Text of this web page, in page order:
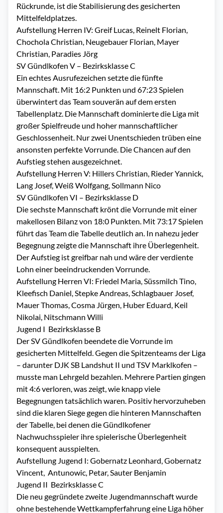
Rückrunde, ist die Stabilisierung des gesicherten
Mittelfeldplatzes.
Aufstellung Herren IV: Greif Lucas, Reinelt Florian,
Chochola Christian, Neugebauer Florian, Mayer
Christian, Paradies Jörg
SV Gündlkofen V – Bezirksklasse C
Ein echtes Ausrufezeichen setzte die fünfte
Mannschaft. Mit 16:2 Punkten und 67:23 Spielen
überwintert das Team souverän auf dem ersten
Tabellenplatz. Die Mannschaft dominierte die Liga mit
großer Spielfreude und hoher mannschaftlicher
Geschlossenheit. Nur zwei Unentschieden trüben eine
ansonsten perfekte Vorrunde. Die Chancen auf den
Aufstieg stehen ausgezeichnet.
Aufstellung Herren V: Hillers Christian, Rieder Yannick,
Lang Josef, Weiß Wolfgang, Sollmann Nico
SV Gündlkofen VI – Bezirksklasse D
Die sechste Mannschaft krönt die Vorrunde mit einer
makellosen Bilanz von 18:0 Punkten. Mit 73:17 Spielen
führt das Team die Tabelle deutlich an. In nahezu jeder
Begegnung zeigte die Mannschaft ihre Überlegenheit.
Der Aufstieg ist greifbar nah und wäre der verdiente
Lohn einer beeindruckenden Vorrunde.
Aufstellung Herren VI: Friedel Maria, Süssmilch Tino,
Kleefisch Daniel, Stepke Andreas, Schlagbauer Josef,
Mauer Thomas, Cosma Jürgen, Huber Eduard, Keil
Nikolai, Nitschmann Willi
Jugend I Bezirksklasse B
Der SV Gündlkofen beendete die Vorrunde im
gesicherten Mittelfeld. Gegen die Spitzenteams der Liga
– darunter DJK SB Landshut II und TSV Marklkofen –
musste man Lehrgeld bezahlen. Mehrere Partien gingen
mit 4:6 verloren, was zeigt, wie knapp viele
Begegnungen tatsächlich waren. Positiv hervorzuheben
sind die klaren Siege gegen die hinteren Mannschaften
der Tabelle, bei denen die Gündlkofener
Nachwuchsspieler ihre spielerische Überlegenheit
konsequent ausspielten.
Aufstellung Jugend I: Gobernatz Leonhard, Gobernatz
Vincent, Antunowic, Petar, Sauter Benjamin
Jugend II Bezirksklasse C
Die neu gegründete zweite Jugendmannschaft wurde
ohne bestehende Wettkampferfahrung eine Liga höher